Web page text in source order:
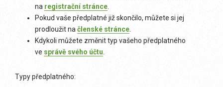
na registrační stránce.
Pokud vaše předplatné již skončilo, můžete si jej
prodloužit načlenské stránce.
Kdykoli můžete změnit typ vašeho předplatného
ve správě svého účtu.
Typy předplatného: